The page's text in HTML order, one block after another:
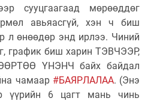
сууцгаагаад мөрөөддөг
авьяасгүй, хэн ч биш
л өнөөдөр энд ирлээ. Чиний
график биш харин ТЭВЧЭЭР,
ҮНЭНЧ байх байдал
чамаар #БАЯРЛАЛАА. (Энэ
үүрийн 6 цагт мань чинь